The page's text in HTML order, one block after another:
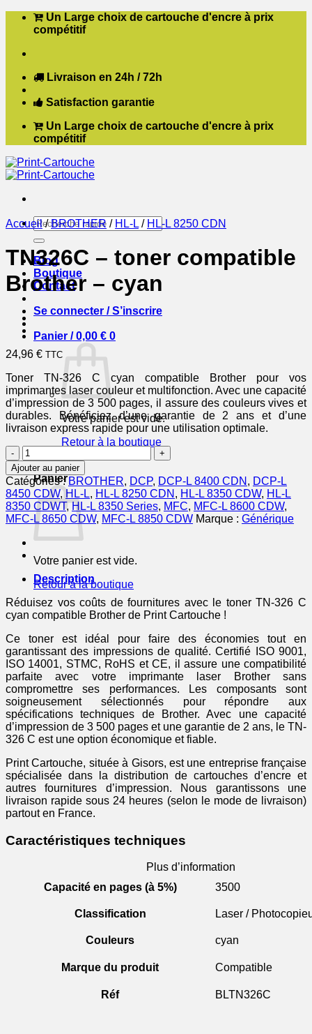
Passer Un Large choix de cartouche d'encre à prix
compétitif
Livraison en 24h / 72h
Satisfaction garantie
Un Large choix de cartouche d'encre à prix
compétitif
Recherche
pour :
Blog
Boutique
Contact
Se connecter / S’inscrire
Panier /0,00 € 0
Votre panier est vide.
Retour à la boutique
0
Panier
Votre panier est vide.
Retour à la boutique
Accueil / BROTHER / HL-L / HL-L 8250 CDN
TN326C – toner compatible
Brother – cyan
24,96 € TTC
Toner TN-326 C cyan compatible Brother pour vos
imprimantes laser couleur et multifonction. Avec une capacité
d’impression de 3 500 pages, il assure des couleurs vives et
durables. Bénéficiez d’une garantie de 2 ans et d’une
livraison express rapide pour une utilisation optimale.
quantité
de
TN326C
-
toner
compatible
Brother
-
cyan
Ajouter au panier
Catégories :BROTHER, DCP, DCP-L 8400 CDN , DCP-L
8450 CDW, HL-L, HL-L 8250 CDN , HL-L 8350 CDW, HL-L
8350 CDWT,HL-L 8350 Series, MFC, MFC-L 8600 CDW,
MFC-L 8650 CDW, MFC-L 8850 CDW Marque : Générique
Description
Réduisez vos coûts de fournitures avec le toner TN-326 C
cyan compatible Brother de Print Cartouche !
Ce toner est idéal pour faire des économies tout en
garantissant des impressions de qualité. Certifié ISO 9001,
ISO 14001, STMC, RoHS et CE, il assure une compatibilité
parfaite avec votre imprimante laser Brother sans
compromettre ses performances. Les composants sont
soigneusement sélectionnés pour répondre aux
spécifications techniques de Brother. Avec une capacité
d’impression de 3 500 pages et une garantie de 2 ans, le TN-
326 C est une option économique et fiable.
Print Cartouche, située à Gisors, est une entreprise française
spécialisée dans la distribution de cartouches d’encre et
autres fournitures d’impression. Nous garantissons une
livraison rapide sous 24 heures (selon le mode de livraison)
partout en France.
Caractéristiques techniques
Plus d’information
Capacité en pages (à 5%)
3500
Classification Laser /
Couleurs cyan
Marque du produit Compatible
Réf BLTN326C